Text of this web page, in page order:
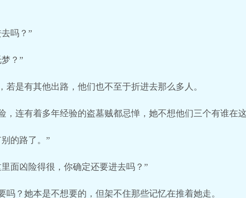
吗？”
？”
是有其他出路，他们也不至于折进去那么多人。
连有着多年经验的盗墓贼都忌惮，她不想他们三个有谁在这
的路了。”
面凶险得很，你确定还要进去吗？”
？她本是不想要的，但架不住那些记忆在推着她走。